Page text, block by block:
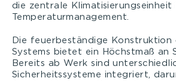
die zentrale Klimatisierungseinheit
Temperaturmanagement.
Die feuerbeständige Konstruktion
Systems bietet ein Höchstmaß an
Bereits ab Werk sind
Sicherheitssysteme integriert,